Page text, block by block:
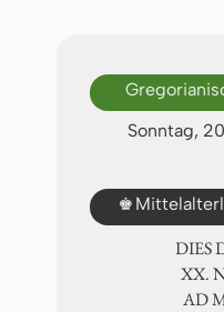
Sonntag,
♚
DIES
ⅩⅩ.
AD